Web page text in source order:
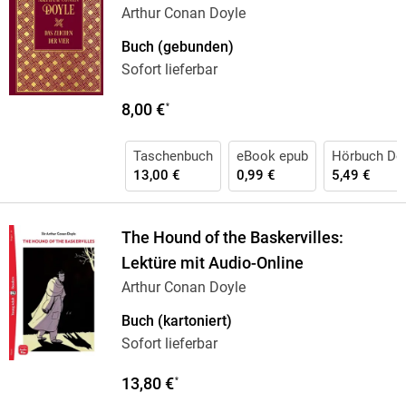
Arthur Conan Doyle
Buch (gebunden)
Sofort lieferbar
8,00 €*
Taschenbuch
13,00 €
eBook epub
0,99 €
Hörbuch
5,49 €
The Hound of the Baskervilles:
Lektüre mit Audio-Online
Arthur Conan Doyle
Buch (kartoniert)
Sofort lieferbar
13,80 €*